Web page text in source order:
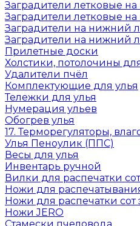
Заградители летковые
Заградители летковые
Заградители на нижний
Заградители на нижний
Прилетные доски
Холстики, потолочины
Удалители пчёл
Комплектующие для улья
Тележки для улья
Нумерация ульев
Обогрев улья
17. Терморегуляторы,
Улья Пеноулик (ППС)
Весы для улья
Инвентарь ручной
Вилки для распечатки
Ножи для
Ножи для распечатки сот
Ножи JERO